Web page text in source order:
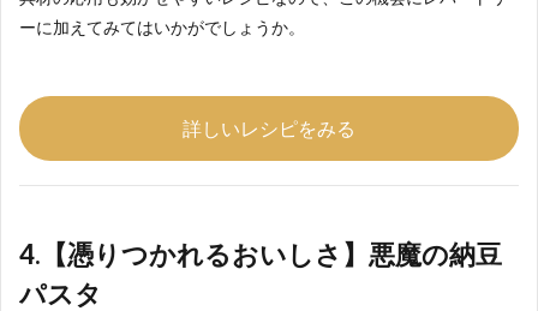
ーに加えてみてはいかがでしょうか。
詳しいレシピをみる
4.【憑りつかれるおいしさ】悪魔の納豆
パスタ